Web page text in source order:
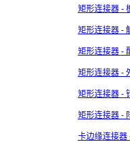
矩形连接器 -
矩形连接器 -
矩形连接器 -
矩形连接器 -
矩形连接器 -
矩形连接器 -
卡边缘连接器